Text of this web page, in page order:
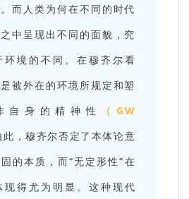
而人类为何在不同的时代
中呈现出不同的面貌，究
环境的不同。在穆齐尔看
被外在的环境所规定和塑
自身的精神性
（GW
此，穆齐尔否定了本体论意
的本质，而“无定形性”在
现得尤为明显。这种现代